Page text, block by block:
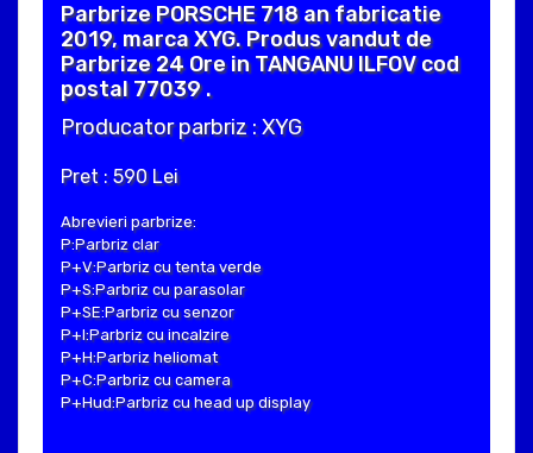
Parbrize PORSCHE 718 an fabricatie
2019, marca XYG. Produs vandut de
Parbrize 24 Ore in TANGANU ILFOV cod
postal 77039 .
Producator parbriz : XYG
Pret : 590 Lei
Abrevieri parbrize:
P:Parbriz clar
P+V:Parbriz cu tenta verde
P+S:Parbriz cu parasolar
P+SE:Parbriz cu senzor
P+I:Parbriz cu incalzire
P+H:Parbriz heliomat
P+C:Parbriz cu camera
P+Hud:Parbriz cu head up display